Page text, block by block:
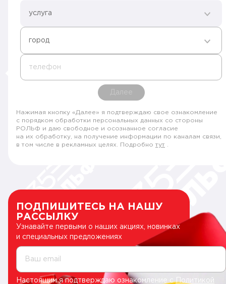
услуга
город
телефон
Далее
Нажимая кнопку «Далее» я подтверждаю свое ознакомление
с порядком обработки персональных данных со стороны
РОЛЬФ и даю свободное и осознанное согласие
на их обработку, на получение информации по каналам связи,
в том числе в рекламных целях. Подробно тут
ПОДПИШИТЕСЬ НА НАШУ
РАССЫЛКУ
Узнавайте первыми о наших акциях, новинках
и специальных предложениях
Ваш email
Настоящим я подтверждаю ознакомление сПолитикой